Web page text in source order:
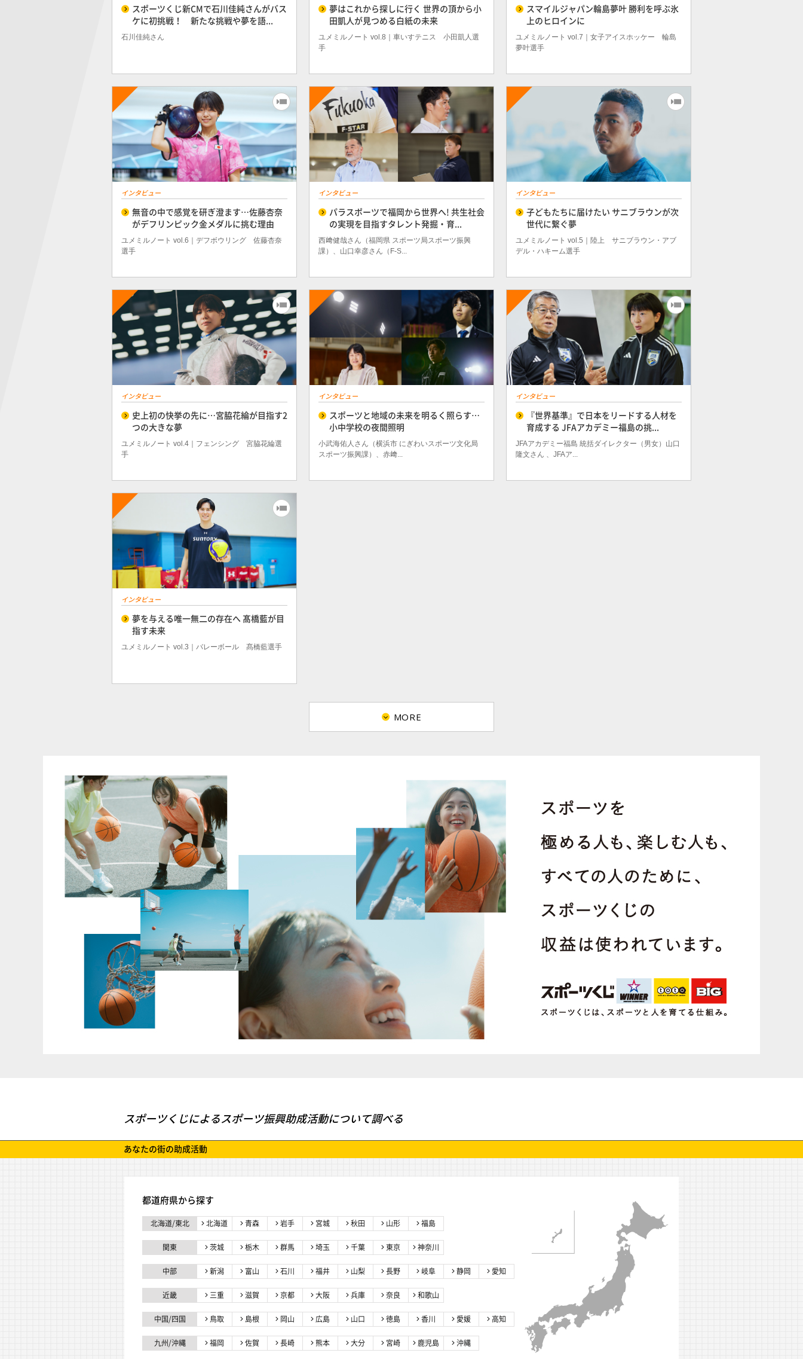
スポーツくじ新CMで石川佳純さんがバス
ケに初挑戦！ 新たな挑戦や夢を語...
石川佳純さん
夢はこれから探しに行く 世界の頂から小
田凱人が見つめる白紙の未来
ユメミルノート vol.8｜車いすテニス 小田凱人選
手
スマイルジャパン輪島夢叶 勝利を呼ぶ氷
上のヒロインに
ユメミルノート vol.7｜女子アイスホッケー 輪島
夢叶選手
インタビュー
無音の中で感覚を研ぎ澄ます…佐藤杏奈
がデフリンピック金メダルに挑む理由
ユメミルノート vol.6｜デフボウリング 佐藤杏奈
選手
インタビュー
パラスポーツで福岡から世界へ! 共生社会
の実現を目指すタレント発掘・育...
西﨑健哉さん（福岡県 スポーツ局スポーツ振興
課）、山口幸彦さん（F-S...
インタビュー
子どもたちに届けたい サニブラウンが次
世代に繋ぐ夢
ユメミルノート vol.5｜陸上 サニブラウン・アブ
デル・ハキーム選手
インタビュー
史上初の快挙の先に…宮脇花綸が目指す2
つの大きな夢
ユメミルノート vol.4｜フェンシング 宮脇花綸選
手
インタビュー
スポーツと地域の未来を明るく照らす…
小中学校の夜間照明
小武海佑人さん（横浜市 にぎわいスポーツ文化局
スポーツ振興課）、赤﨑...
インタビュー
『世界基準』で日本をリードする人材を
育成する JFAアカデミー福島の挑...
JFAアカデミー福島 統括ダイレクター（男女）山口
隆文さん 、JFAア...
インタビュー
夢を与える唯一無二の存在へ 髙橋藍が目
指す未来
ユメミルノート vol.3｜バレーボール 髙橋藍選手
MORE
スポーツくじによるスポーツ振興助成活動について調べる
あなたの街の助成活動
都道府県から探す
北海道/東北 北海道 青森 岩手 宮城 秋田 山形 福島
関東 茨城 栃木 群馬 埼玉 千葉 東京 神奈川
中部 新潟 富山 石川 福井 山梨 長野 岐阜 静岡 愛知
近畿 三重 滋賀 京都 大阪 兵庫 奈良 和歌山
中国/四国 鳥取 島根 岡山 広島 山口 徳島 香川 愛媛 高知
九州/沖縄 福岡 佐賀 長崎 熊本 大分 宮崎 鹿児島 沖縄